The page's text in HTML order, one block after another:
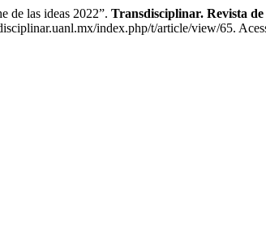
de las ideas 2022”. Transdisciplinar. Revista
index.php/t/article/view/65.